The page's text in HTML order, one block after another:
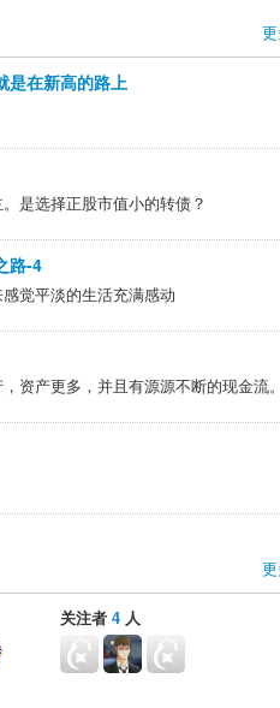
是在新高的路上
是选择正股市值小的转债？
路-4
觉平淡的生活充满感动
关注者 4 人